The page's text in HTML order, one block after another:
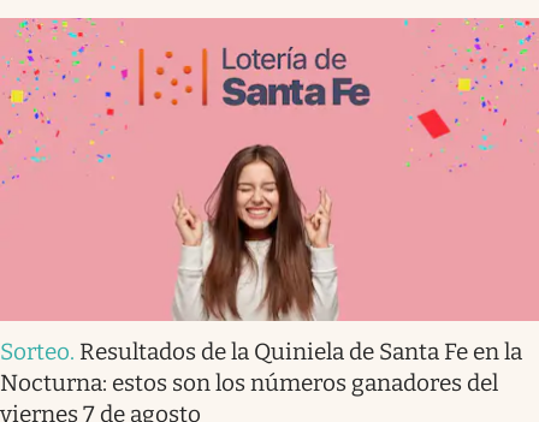
Sorteo. Resultados de la Quiniela de Santa Fe en la
Nocturna: estos son los números ganadores del
viernes 7 de agosto